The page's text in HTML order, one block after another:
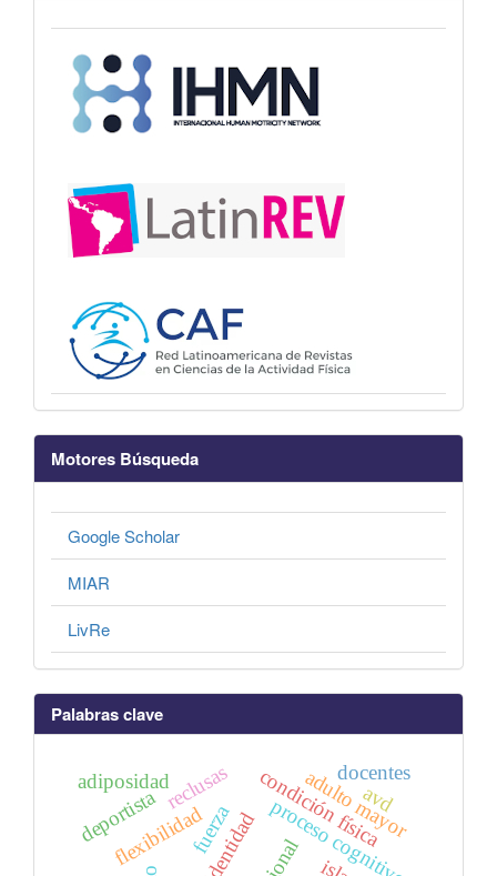
Motores Búsqueda
Google Scholar
MIAR
LivRe
Palabras clave
fuerza
flexibilidad proceso cognitivo
identidadcondición física
reclusas adulto mayor
adiposidad
avd
docentes
deportista